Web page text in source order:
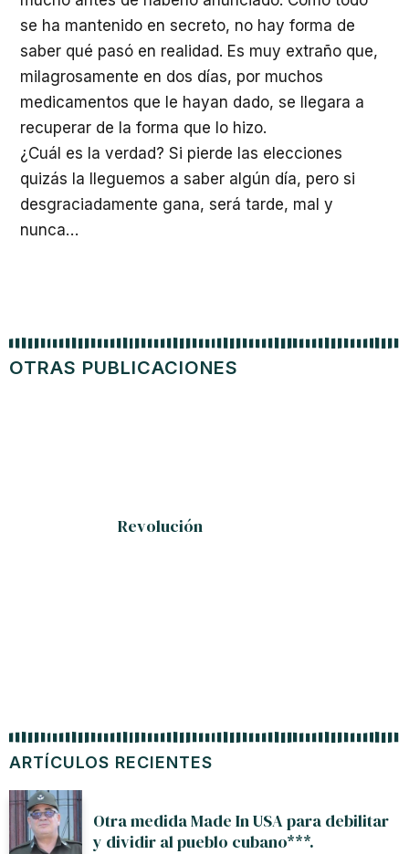
se ha mantenido en secreto, no hay forma de
saber qué pasó en realidad. Es muy extraño que,
milagrosamente en dos días, por muchos
medicamentos que le hayan dado, se llegara a
recuperar de la forma que lo hizo.
¿Cuál es la verdad? Si pierde las elecciones
quizás la lleguemos a saber algún día, pero si
desgraciadamente gana, será tarde, mal y
nunca…
ARTÍCULOS RECIENTES
Otra medida Made In USA para debilitar
y dividir al pueblo cubano***.
OTRAS PUBLICACIONES
Revolución